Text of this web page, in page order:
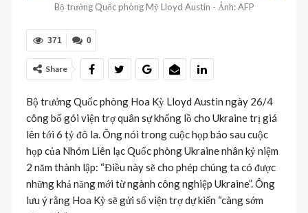
Bộ trưởng Quốc phòng Mỹ Lloyd Austin - Ảnh: AFP
0
371
Share
Bộ trưởng Quốc phòng Hoa Kỳ Lloyd Austin ngày 26/4
công bố gói viện trợ quân sự khổng lồ cho Ukraine trị giá
lên tới 6 tỷ đô la. Ông nói trong cuộc họp báo sau cuộc
họp của Nhóm Liên lạc Quốc phòng Ukraine nhân kỷ niệm
2 năm thành lập: “Điều này sẽ cho phép chúng ta có được
những khả năng mới từ ngành công nghiệp Ukraine”. Ông
lưu ý rằng Hoa Kỳ sẽ gửi số viện trợ dự kiến “càng sớm